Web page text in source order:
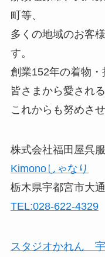
町等、
多くの地域のお客
す。
創業152年の着物
皆さまから愛され
これからも努めさ
株式会社福田屋呉
Kimonoしゃなり
栃木県宇都宮市大
TEL:028-622-4329
スタジオかれん